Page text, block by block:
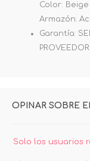
Color:
Armazón:
Garantía:
PROVEEDOR
OPINAR SOBRE
Solo los usuarios